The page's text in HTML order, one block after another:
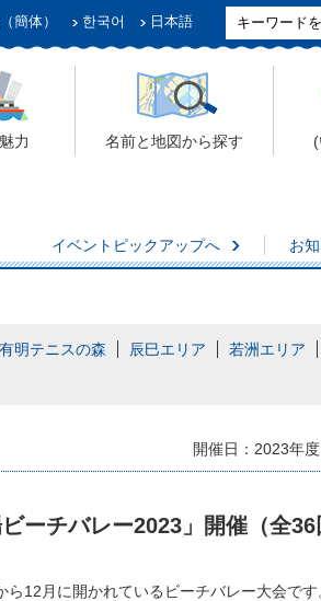
簡体） 한국어 日本語
力 名前と地図から探す
イベントピックアップへ お
有明テニスの森 辰巳エリア
若洲エリア
開催日：2023年
ーチバレー2023」開催（全
12月に開かれているビーチバレー大会で